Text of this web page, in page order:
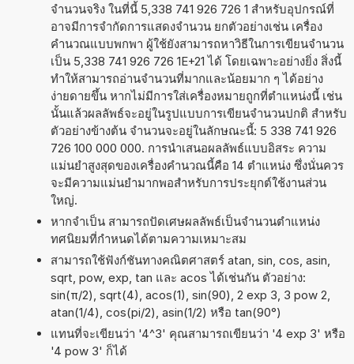
จำนวนจริง ในที่นี้ 5,338 741 926 726 1 สำหรับอุปกรณ์ที่
อาจมีการจำกัดการแสดงจำนวน ยกตัวอย่างเช่น เครื่อง
คำนวณแบบพกพา ผู้ใช้ยังสามารถหาวิธีในการเขียนจำนวน
เป็น 5,338 741 926 726 1E+21 ได้ โดยเฉพาะอย่างยิ่ง สิ่งนี้
ทำให้สามารถอ่านจำนวนที่มากและน้อยมาก ๆ ได้อย่าง
ง่ายดายขึ้น หากไม่มีการใส่เครื่องหมายถูกที่ตำแหน่งนี้ เช่น
นั้นแล้วผลลัพธ์จะอยู่ในรูปแบบการเขียนจำนวนปกติ สำหรับ
ตัวอย่างข้างต้น จำนวนจะอยู่ในลักษณะนี้: 5 338 741 926
726 100 000 000. การนำเสนอผลลัพธ์แบบอิสระ ความ
แม่นยำสูงสุดของเครื่องคำนวณนี้คือ 14 ตำแหน่ง ซึ่งนั่นควร
จะมีความแม่นยำมากพอสำหรับการประยุกต์ใช้งานส่วน
ใหญ่.
หากจำเป็น สามารถปัดเศษผลลัพธ์เป็นจำนวนตำแหน่ง
ทศนิยมที่กำหนดได้ตามความเหมาะสม
สามารถใช้ฟังก์ชันทางคณิตศาสตร์ atan, sin, cos, asin,
sqrt, pow, exp, tan และ acos ได้เช่นกัน ตัวอย่าง:
sin(π/2), sqrt(4), acos(1), sin(90), 2 exp 3, 3 pow 2,
atan(1/4), cos(pi/2), asin(1/2) หรือ tan(90°)
แทนที่จะเขียนว่า '4^3' คุณสามารถเขียนว่า '4 exp 3' หรือ
'4 pow 3' ก็ได้